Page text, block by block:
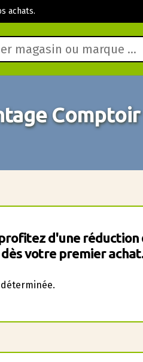
achats.
d'une réduction
votre premier